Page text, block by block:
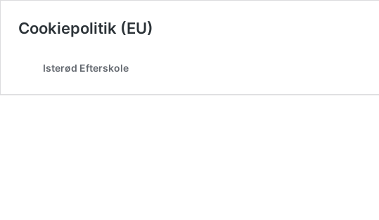
Cookiepolitik (EU)
Isterød Efterskole